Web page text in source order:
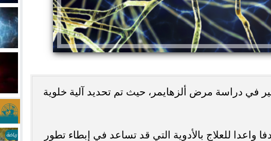
في دراسة مرض ألزهايمر، حيث تم تحديد آلية خلوية
واعدا للعلاج بالأدوية التي قد تساعد في إبطاء تطور
رياضة